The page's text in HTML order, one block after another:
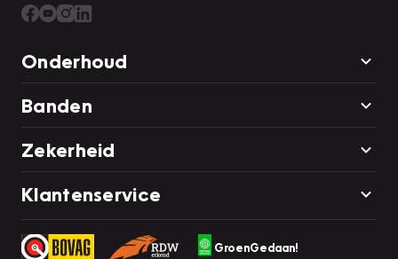
Onderhoud
Banden
Zekerheid
Klantenservice
GroenGedaan!